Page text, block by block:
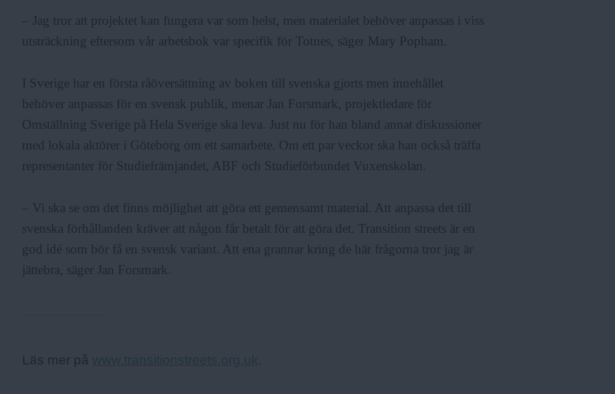
– Jag tror att projektet kan fungera var som helst, men materialet behöver anpassas i viss
utsträckning eftersom vår arbetsbok var specifik för Totnes, säger Mary Popham.
I Sverige har en första råöversättning av boken till svenska gjorts men innehållet
behöver anpassas för en svensk publik, menar Jan Forsmark, projektledare för
Omställning Sverige på Hela Sverige ska leva. Just nu för han bland annat diskussioner
med lokala aktörer i Göteborg om ett samarbete. Om ett par veckor ska han också träffa
representanter för Studiefrämjandet, ABF och Studieförbundet Vuxenskolan.
– Vi ska se om det finns möjlighet att göra ett gemensamt material. Att anpassa det till
svenska förhållanden kräver att någon får betalt för att göra det. Transition streets är en
god idé som bör få en svensk variant. Att ena grannar kring de här frågorna tror jag är
jättebra, säger Jan Forsmark.
Fakta:
Läs mer på www.transitionstreets.org.uk.